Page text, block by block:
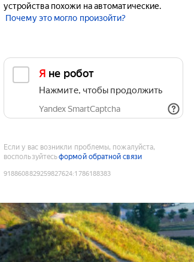
устройства похожи на автоматические.
Почему это могло произойти?
Я не робот
Нажмите, чтобы продолжить
Yandex SmartCaptcha
Если у вас возникли проблемы, пожалуйста,
воспользуйтесьформой обратной связи
9188608829259827624:1786188383